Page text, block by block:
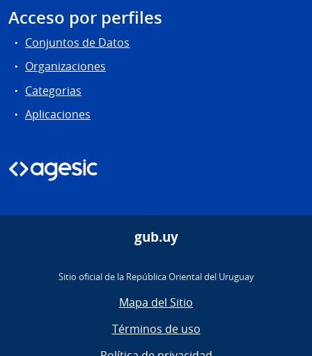
Acceso por perfiles
Conjuntos de Datos
Organizaciones
Categorias
Aplicaciones
gub.uy
Sitio oficial de la República Oriental del Uruguay
Mapa del Sitio
Términos de uso